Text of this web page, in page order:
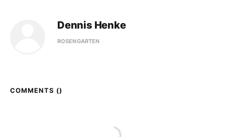
Dennis Henke
ROSENGARTEN
COMMENTS ()